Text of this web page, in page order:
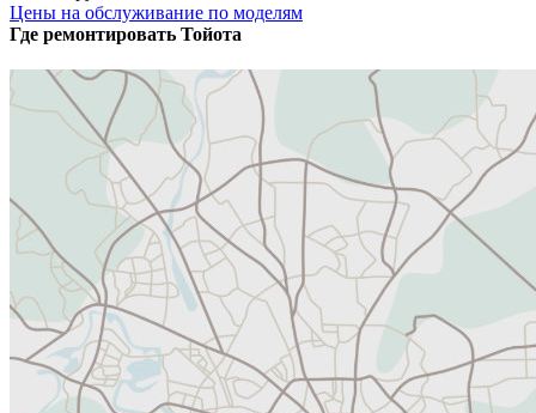
Цены на обслуживание по моделям
Где ремонтировать Тойота